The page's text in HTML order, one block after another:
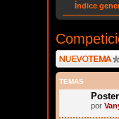
Índice
Publicar un nuevo
tema
TEMAS
por